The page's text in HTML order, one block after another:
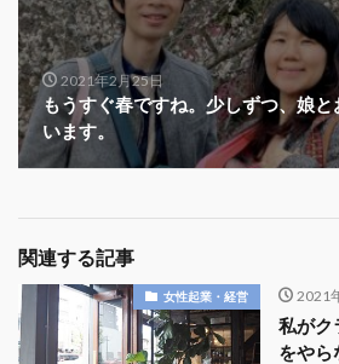
2021年2月25日
もうすぐ春ですね。少しずつ、娘
います。
関連する記事
女性起業・経営 2021
私がク
をやら